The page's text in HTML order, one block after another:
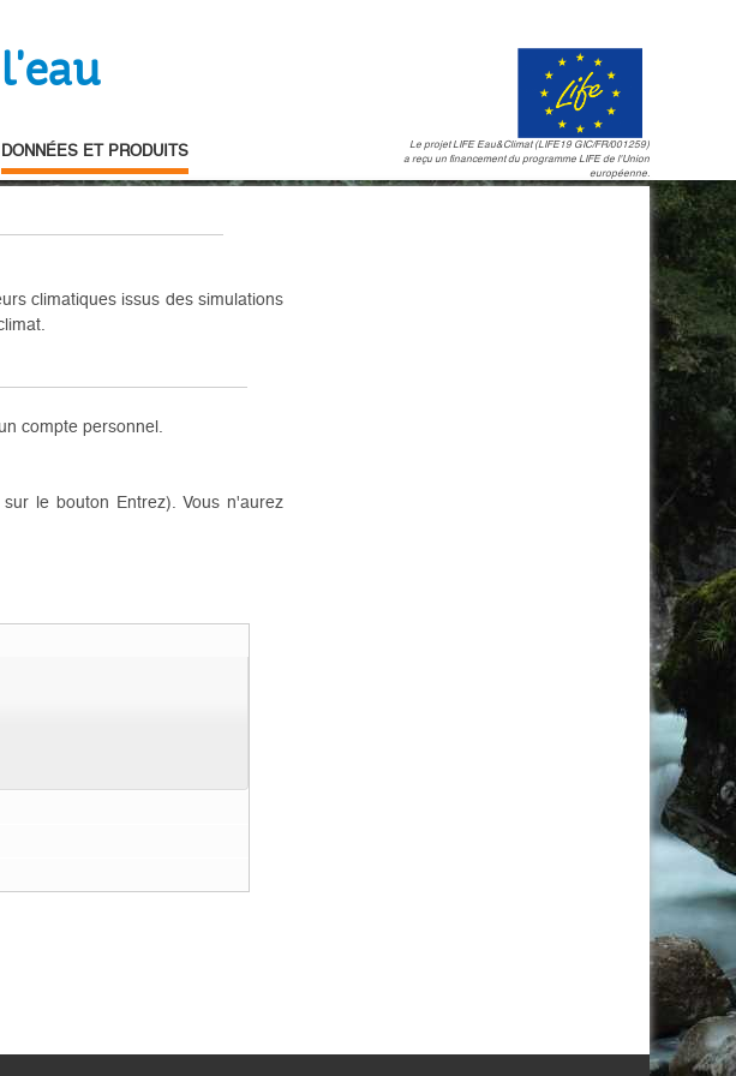
l'eau
Le projet LIFE Eau&Climat (LIFE19 GIC/FR/001259)
a reçu un financement du programme LIFE de l'Union
européenne.
DONNÉES ET PRODUITS
climatiques issus des simulations
compte personnel.
le bouton Entrez). Vous n'aurez